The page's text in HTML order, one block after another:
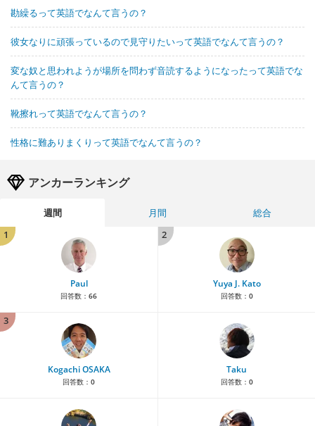
勘繰るって英語でなんて言うの？
彼女なりに頑張っているので見守りたいって英語でなんて言うの？
変な奴と思われようが場所を問わず音読するようになったって英語でな
んて言うの？
靴擦れって英語でなんて言うの？
性格に難ありまくりって英語でなんて言うの？
アンカーランキング
週間 月間
総合
1
Paul
回答数： 66
2
Yuya J. Kato
回答数： 0
3
Kogachi OSAKA
回答数： 0
Taku
回答数： 0